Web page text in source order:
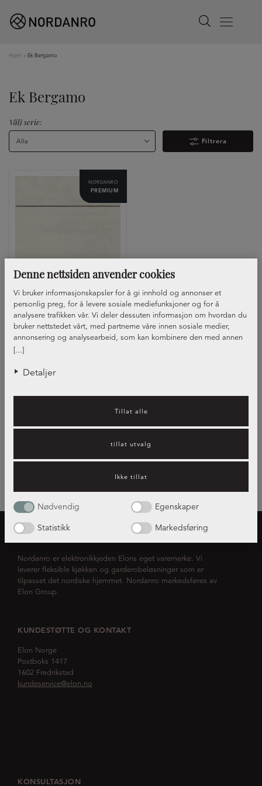
Denne nettsiden anvender cookies
[...]
Vi bruker informasjonskapsler for å gi innhold og annonser et
personlig preg, for å levere sosiale mediefunksjoner og for å
analysere trafikken vår. Vi deler dessuten informasjon om hvordan du
bruker nettstedet vårt, med partnerne våre innen sosiale medier,
annonsering og analysearbeid, som kan kombinere den med annen
informasjon du har gjort tilgjengelig for dem, eller som de har samlet
Detaljer
Tillat alle
tillat utvalg
Ikke tillat
Nødvendig
Egenskaper
Statistikk
Markedsføring
Search
Menu
Hjem » Ek Bergamo
Ek Bergamo
Välj serie:
Alla Filtrera
NORDANRO
PREMIUM
Nordanro er elektronikkjeden Elons eget varemerke. Vi
leverer fleksible kjøkken og garderobeløsninger som er
tilpasset det nordiske hjemmet. Nordanro markedsføres av
Elon Group
KUNDESTØTTE OG KONTAKT
Elon Norge
Postboks 1417
1602 Fredrikstad
kundeservice@elon.no
KONSULTASJON